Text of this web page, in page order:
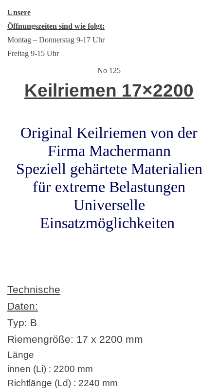
Unsere
Öffnungszeiten sind wie folgt:
Montag – Donnerstag 9-17 Uhr
Freitag 9-15 Uhr
No 125
Keilriemen 17×2200
Original Keilriemen von der
Firma Machermann
Speziell gehärtete Materialien
für extreme Belastungen
Universelle
Einsatzmöglichkeiten
Technische
Daten:
Typ: B
Riemengröße: 17 x 2200 mm
Länge
innen (Li) : 2200 mm
Richtlänge (Ld) : 2240 mm